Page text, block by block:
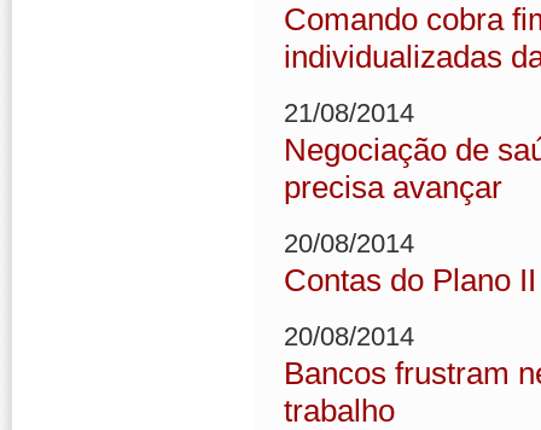
Comando cobra
individualizadas
21/08/2014
Negociação de
precisa avançar
20/08/2014
Contas do Plano
20/08/2014
Bancos frustram
trabalho